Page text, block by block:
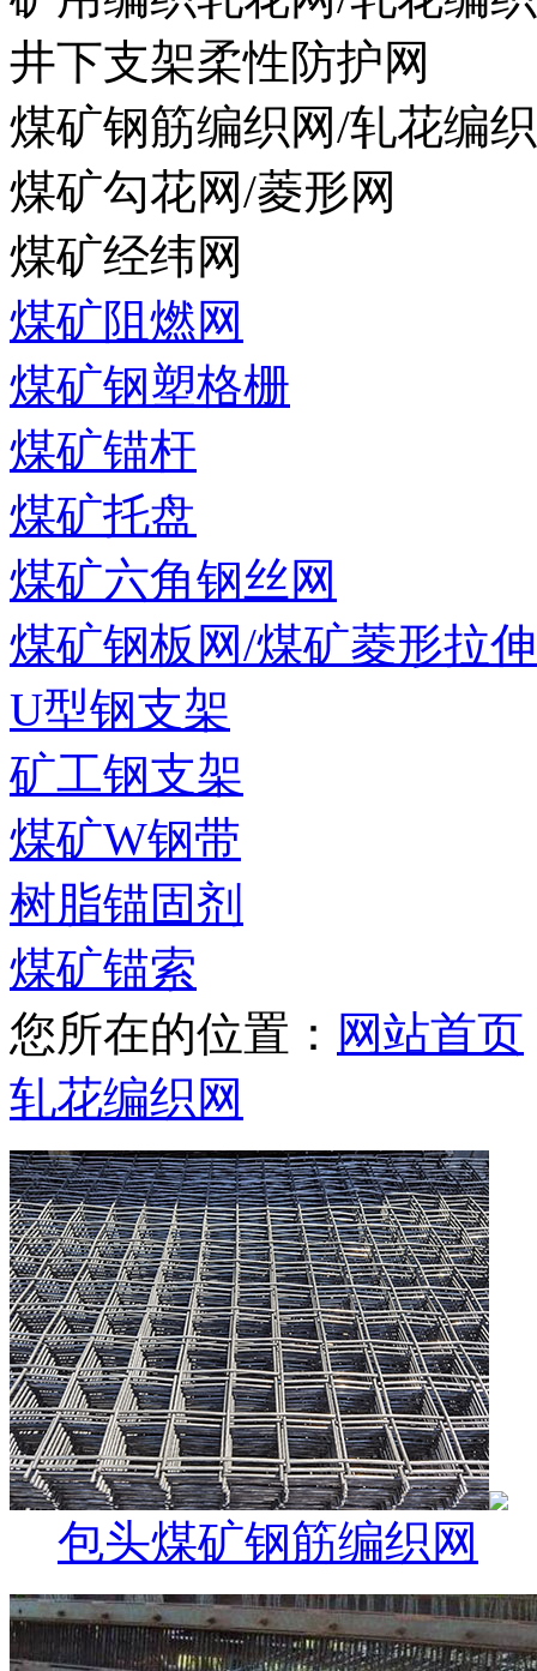
井下支架柔性防护网
煤矿钢筋编织网/轧花编
煤矿勾花网/菱形网
煤矿经纬网
煤矿阻燃网
煤矿钢塑格栅
煤矿锚杆
煤矿托盘
煤矿六角钢丝网
煤矿钢板网/煤矿菱形拉
U型钢支架
矿工钢支架
煤矿W钢带
树脂锚固剂
煤矿锚索
您所在的位置： 网站首页
轧花编织网
包头煤矿钢筋编织网